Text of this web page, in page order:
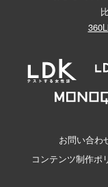
お問い合わ
コンテンツ制作ポ